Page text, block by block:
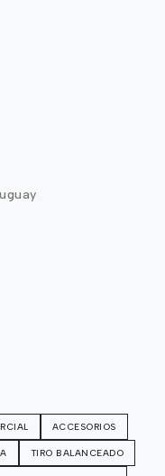
ACCESORIOS
TIRO BALANCEADO